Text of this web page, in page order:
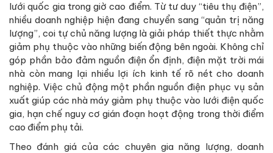
lưới quốc gia trong giờ cao điểm. Từ tư duy “tiêu thụ điện”,
nhiều doanh nghiệp hiện đang chuyển sang “quản trị năng
lượng”, coi tự chủ năng lượng là giải pháp thiết thực nhằm
giảm phụ thuộc vào những biến động bên ngoài. Không chỉ
góp phần bảo đảm nguồn điện ổn định, điện mặt trời mái
nhà còn mang lại nhiều lợi ích kinh tế rõ nét cho doanh
nghiệp. Việc chủ động một phần nguồn điện phục vụ sản
xuất giúp các nhà máy giảm phụ thuộc vào lưới điện quốc
gia, hạn chế nguy cơ gián đoạn hoạt động trong thời điểm
cao điểm phụ tải.
Theo đánh giá của các chuyên gia năng lượng, doanh